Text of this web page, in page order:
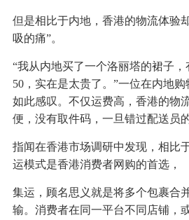
但是相比于内地，香港的物流体验
吸的痛”。
“我从内地买了一个洛丽塔的裙子
50，实在是太贵了。”一位在内地
如此感叹。不仅运费高，香港的物
便，没有取件码，一旦错过配送员
指闻在香港市场调研中发现，相比
运模式是香港消费者网购的首选，
集运，顾名思义就是将多个包裹合
输。消费者在同一平台不同店铺，